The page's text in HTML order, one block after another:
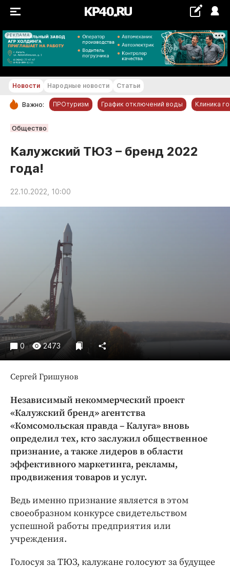
РЕКЛАМА
+19...+20 °С
РУБРИКИ
Новости компаний
Статьи
Народные новости
Авто и транспорт
Благоустройство
Криминал
Культура
Недвижимость и ЖКХ
Образование
Общество
Погода
Праздники
Происшествия
Спорт
Экономика и бизнес
ПРОЕКТЫ
Блоги
Издания
Медиаперсона
Интересное чтиво
Клиника года
Работодатель года
Новости Народные новости Статьи
Важно: ПРОтуризм График отключений воды Клиника
Общество
Калужский ТЮЗ – бренд 2022
года!
22.10.2022, 10:00
0 2473
Сергей Гришунов
Независимый некоммерческий проект
«Калужский бренд» агентства
«Комсомольская правда – Калуга» вновь
определил тех, кто заслужил общественное
признание, а также лидеров в области
эффективного маркетинга, рекламы,
продвижения товаров и услуг.
Ведь именно признание является в этом
своеобразном конкурсе свидетельством
успешной работы предприятия или
учреждения.
Голосуя за ТЮЗ, калужане голосуют за будущее